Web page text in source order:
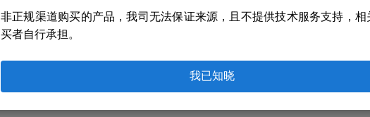
非正规渠道购买的产品，我司无法保证来源，且不提供技术服务支持，相
买者自行承担。
我已知晓